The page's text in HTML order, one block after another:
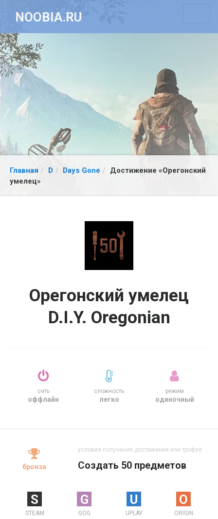
NOOBIA.RU
Главная D Days Gone
Достижение «Орегонский
умелец»
Орегонский умелец
D.I.Y. Oregonian
сеть
оффлайн
сложность
легко
режим
одиночный
бронза
условия получения достижения или трофея
Создать 50 предметов
S
STEAM
G
GOG
U
UPLAY
O
ORIGIN